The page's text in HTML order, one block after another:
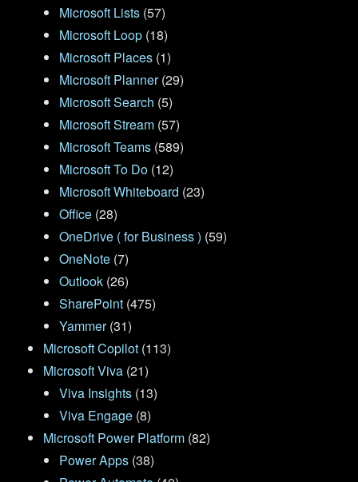
Microsoft Lists (57)
Microsoft Loop (18)
Microsoft Places (1)
Microsoft Planner(29)
Microsoft Search (5)
Microsoft Stream (57)
Microsoft Teams (589)
Microsoft To Do (12)
Microsoft Whiteboard (23)
Office (28)
OneDrive ( for Business ) (59)
OneNote (7)
Outlook (26)
SharePoint (475)
Yammer(31)
Microsoft Copilot (113)
Microsoft Viva (21)
Viva Insights (13)
Viva Engage (8)
Microsoft Power Platform (82)
Power Apps (38)